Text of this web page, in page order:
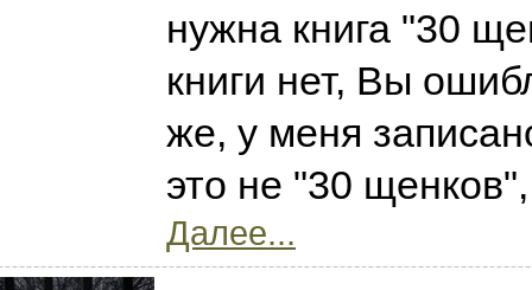
нужна книга "30
книги нет, Вы
же, у меня
это не "30
Далее...